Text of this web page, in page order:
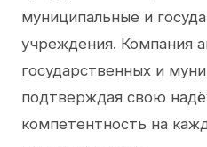
муниципальные и
учреждения. Компания
государственных и
подтверждая свою
компетентность на